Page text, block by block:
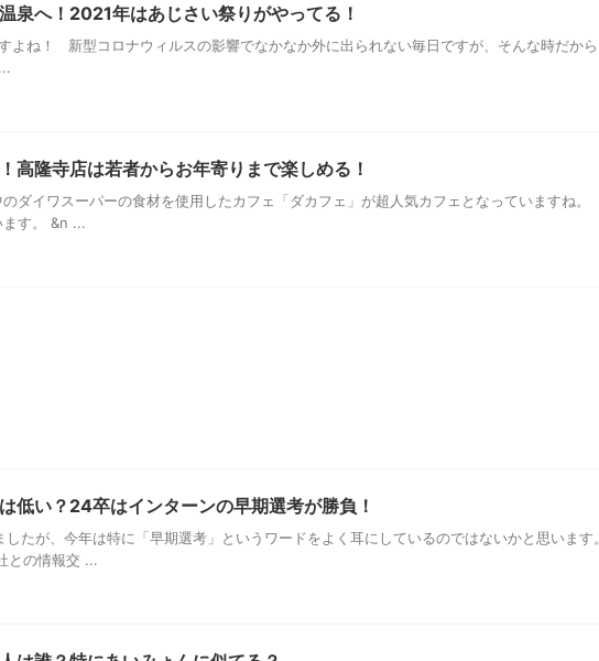
泉へ！2021年はあじさい祭りがやってる！
ね！ 新型コロナウィルスの影響でなかなか外に出られない毎日ですが、そんな時だか
高隆寺店は若者からお年寄りまで楽しめる！
ダイワスーパーの食材を使用したカフェ「ダカフェ」が超人気カフェとなっていますね
す。 &n ...
低い？24卒はインターンの早期選考が勝負！
たが、今年は特に「早期選考」というワードをよく耳にしているのではないかと思いま
との情報交 ...